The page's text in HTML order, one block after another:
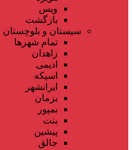
ویس
بازگشت
سیستان و بلوچستان
تمام شهر‌ها
زاهدان
ادیمی
اسپکه
ایرانشهر
بزمان
بمپور
بنت
پیشین
جالق